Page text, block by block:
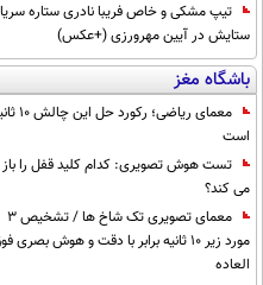
تیپ مشکی و خاص فریبا نادری ستاره
ستایش در آیین مهرورزی (+عکس)
باشگاه مغز
معمای ریاضی؛ رکورد
است
تست هوش تصویری: کدام کلید قفل را باز
می کند؟
معمای تصویری تک شاخ ها / تشخیص 3
مورد زیر 10 ثانیه برابر با دقت و هوش بصری
العاده